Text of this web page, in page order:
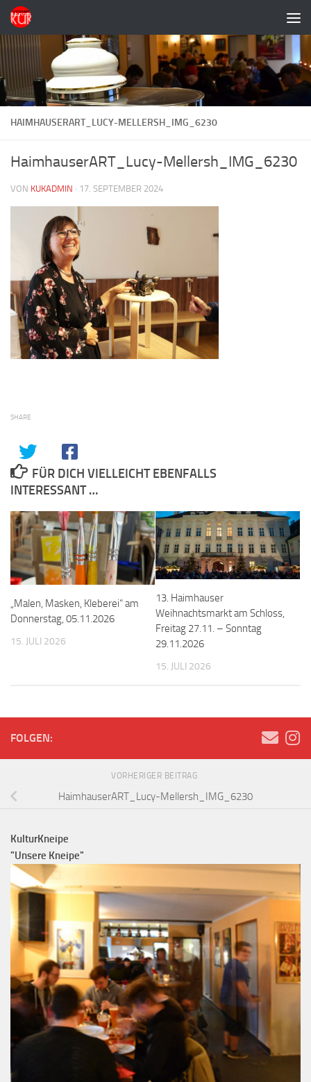
Zum Inhalt springen
HAIMHAUSERART_LUCY-MELLERSH_IMG_6230
HaimhauserART_Lucy-Mellersh_IMG_6230
VON KUKADMIN · 17. SEPTEMBER 2024
SHARE
FÜR DICH VIELLEICHT EBENFALLS
INTERESSANT …
„Malen, Masken, Kleberei“ am
Donnerstag, 05.11.2026
15. JULI 2026
13. Haimhauser
Weihnachtsmarkt am Schloss,
Freitag 27.11. – Sonntag
29.11.2026
15. JULI 2026
FOLGEN:
VORHERIGER BEITRAG
HaimhauserART_Lucy-Mellersh_IMG_6230
KulturKneipe
"Unsere Kneipe"